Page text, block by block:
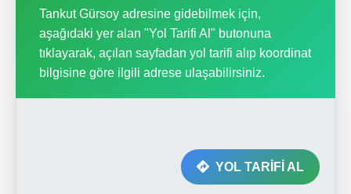
Tankut Gürsoy adresine gidebilmek için,
aşağıdaki yer alan "Yol Tarifi Al" butonuna
tıklayarak, açılan sayfadan yol tarifi alıp koordinat
bilgisine göre ilgili adrese ulaşabilirsiniz.
YOL TARİFİ AL